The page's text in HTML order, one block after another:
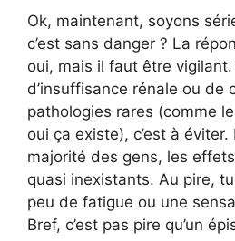
Ok, maintenant, soyons
c’est sans danger ? La
oui, mais il faut être
d’insuffisance rénale ou de
pathologies rares (comme
oui ça existe), c’est à
majorité des gens, les
quasi inexistants. Au pire,
peu de fatigue ou une
Bref, c’est pas pire qu’un